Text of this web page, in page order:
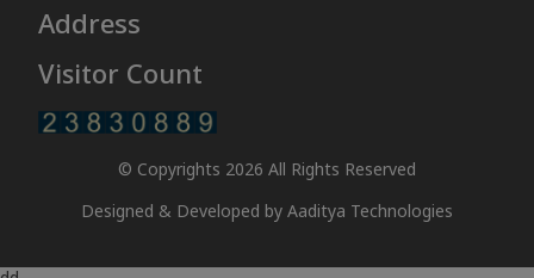
Address
Visitor Count
© Copyrights 2026 All Rights Reserved
Designed & Developed by Aaditya Technologies